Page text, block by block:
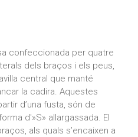
confeccionada per quatre
dels braços i els peus,
central que manté
la cadira. Aquestes
d’una fusta, són de
d'»S» allargassada. El
als quals s’encaixen a